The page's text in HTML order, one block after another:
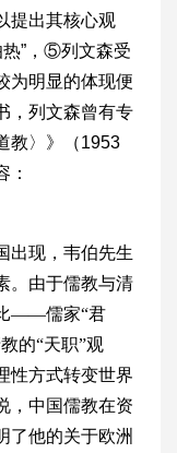
提出其核心观
热”，⑤列文森受
为明显的体现便
，列文森曾有专
教〉》（1953
：
出现，韦伯先生
。由于儒教与清
——儒家“君
的“天职”观
性方式转变世界
中国儒教在资
了他的关于欧洲